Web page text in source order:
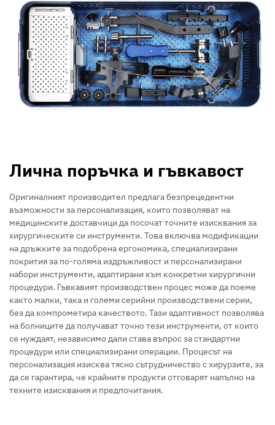
Лична поръчка и гъвкавост
Оригиналният производител предлага безпрецедентни
възможности за персонализация, които позволяват на
медицинските доставчици да посочат точните изисквания за
хирургическите си инструменти. Това включва модификации
на дръжките за подобрена ергономика, специализирани
покрития за по-голяма издръжливост и персонализирани
набори инструменти, адаптирани към конкретни хирургични
процедури. Гъвкавият производствен процес може да поеме
както малки, така и големи серийни производствени серии,
без да компрометира качеството. Тази адаптивност позволява
на болниците да получават точно тези инструменти, от които
се нуждаят, независимо дали става въпрос за стандартни
процедури или специализирани операции. Процесът на
персонализация изисква тясно сътрудничество с хирурзите, за
да се гарантира, че крайните продукти отговарят напълно на
техните изисквания и предпочитания.